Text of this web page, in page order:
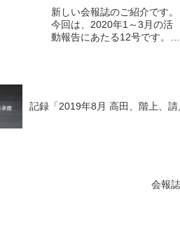
新しい会報誌のご紹介です。
今回は、2020年1～3月の活
動報告にあたる12号です。
記録「2019年8月 高田、階上、請
会報